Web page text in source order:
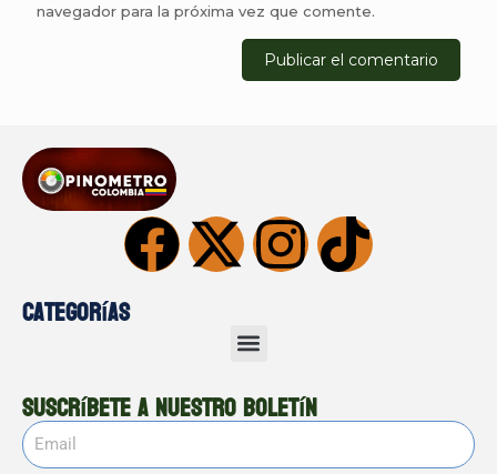
navegador para la próxima vez que comente.
Categorías
Suscríbete a nuestro boletín